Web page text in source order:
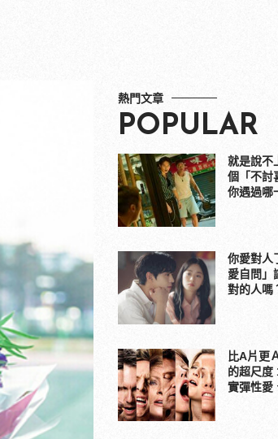
熱門文章
POPULAR
就是說不
個「不討
你遇過哪
你愛對人
愛自問」
對的人嗎
比A片更
的超尺度
實彈性愛